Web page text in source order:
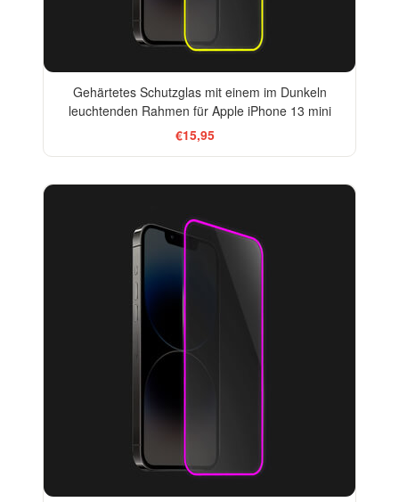
Gehärtetes Schutzglas mit einem im Dunkeln
leuchtenden Rahmen für Apple iPhone 13 mini
€15,95